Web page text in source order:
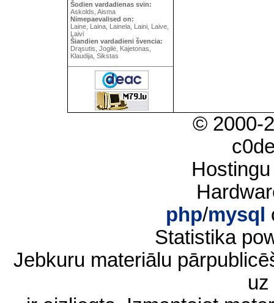
Šodien vardadienas svin:
Askolds, Aisma
Nimepaevalised on:
Laine, Laina, Lainela, Laini, Laive,
Laivi
Šiandien vardadieni švencia:
Drąsutis, Jogilė, Kajetonas,
Klaudija, Sikstas
© 2000-
php/mysql
Statistika
Jebkuru materiālu